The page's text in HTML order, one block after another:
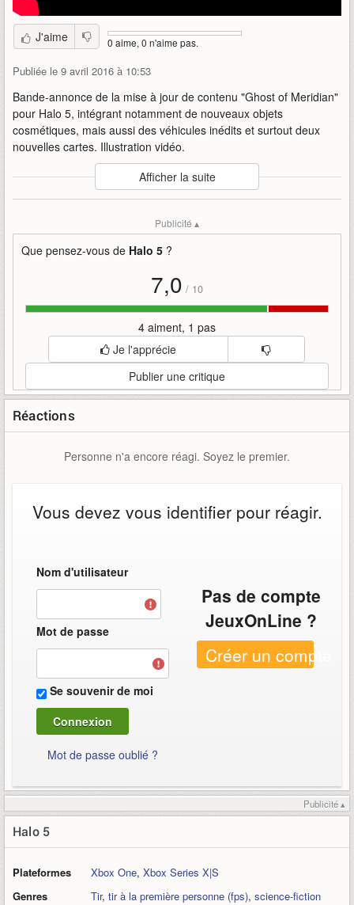
J'aime 0 aime, 0 n'aime pas.
Publiée le 9 avril 2016 à 10:53
Bande-annonce de la mise à jour de contenu "Ghost of Meridian"
pour Halo 5, intégrant notamment de nouveaux objets
cosmétiques, mais aussi des véhicules inédits et surtout deux
nouvelles cartes. Illustration vidéo.
Auteur
343 Industries
: HoneyBadger
halo-5
Afficher la suite
Publicité ▴
Que pensez-vous de Halo 5 ?
7,0 / 10
4 aiment, 1 pas
Je l'apprécie
Publier une critique
Réactions
Personne n'a encore réagi. Soyez le premier.
Vous devez vous identifier pour réagir.
Nom d'utilisateur
Mot de passe
Se souvenir de moi
Mot de passe oublié ?
Pas de compte
JeuxOnLine ?
Créer un compte
Publicité ▴
Halo 5
Plateformes Xbox One, Xbox Series X|S
Genres
Tir, tir à la première personne (fps), science-fiction